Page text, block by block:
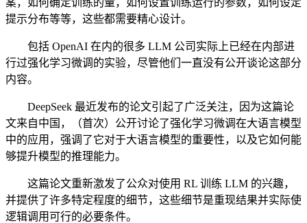
案，如何确定训练的量，如何设置训练运行的参数，如何设定
提示分布等等，这些都需要精心设计。
包括 OpenAI 在内的很多 LLM 公司实际上已经在内部进
行过强化学习微调的实验，尽管他们一直没有公开谈论这部分
内容。
DeepSeek 最近发布的论文引起了广泛关注，因为这篇论
文来自中国，（首次）公开讨论了强化学习微调在大语言模型
中的应用，强调了它对于大语言模型的重要性，以及它如何能
够提升模型的推理能力。
这篇论文重新激发了公众对使用 RL 训练 LLM 的兴趣，
并提供了许多特定程度的细节，这些细节是重现结果并实际使
逻辑调用可行的必要条件。